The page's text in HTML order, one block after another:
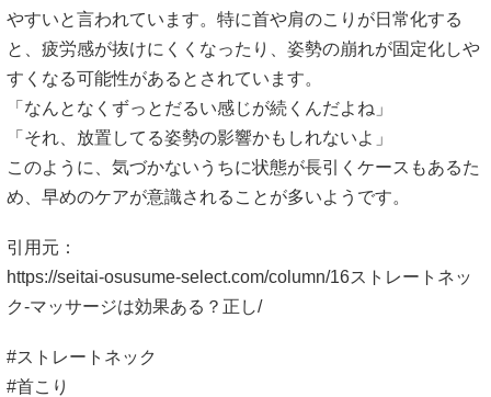
やすいと言われています。特に首や肩のこりが日常化する
と、疲労感が抜けにくくなったり、姿勢の崩れが固定化しや
すくなる可能性があるとされています。
「なんとなくずっとだるい感じが続くんだよね」
「それ、放置してる姿勢の影響かもしれないよ」
このように、気づかないうちに状態が長引くケースもあるた
め、早めのケアが意識されることが多いようです。
引用元：
https://seitai-osusume-select.com/column/16ストレートネッ
ク-マッサージは効果ある？正し/
#ストレートネック
#首こり